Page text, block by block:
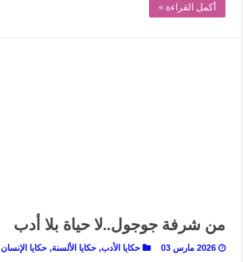
أكمل القراءة »
من شرفة جوجول..لا حياة بلا أدب
2026 مارس 03 حكايا الأدب, حكايا الألسنة, حكايا الإنسان